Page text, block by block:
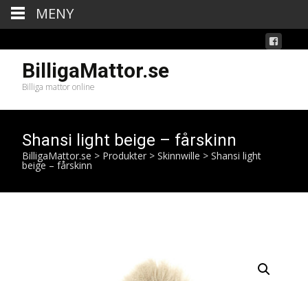
BilligaMattor.se
Billiga mattor online
Shansi light beige – fårskinn
BilligaMattor.se > Produkter > Skinnwille > Shansi light
beige – fårskinn
MENY